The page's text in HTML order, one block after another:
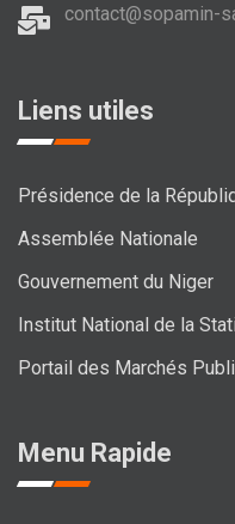
contact@sopamin-
Liens utiles
Présidence de la
Assemblée Nationale
Gouvernement du Niger
Institut National de la
Portail des Marchés
Menu Rapide